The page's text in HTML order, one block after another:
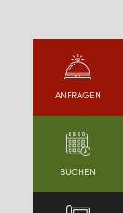
ANFRAGEN
BUCHEN